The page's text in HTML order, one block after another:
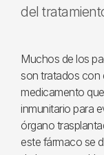
del
Muchos de los
son tratados con
medicamento
inmunitario para
órgano
este fármaco se